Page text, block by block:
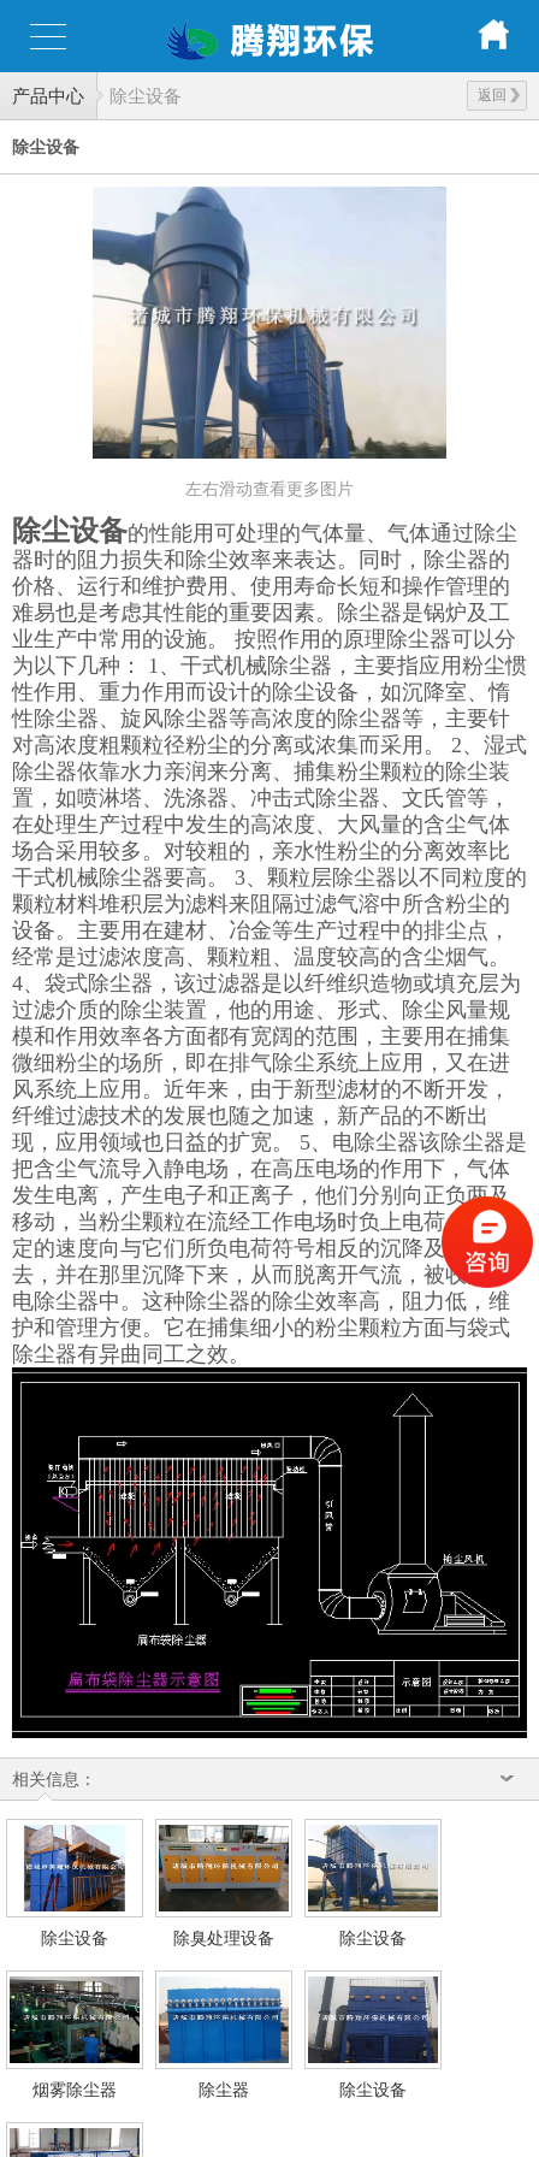
产品中心 返回
除尘设备
除尘设备
左右滑动查看更多图片
除尘设备的性能用可处理的气体量、气体通过除尘
器时的阻力损失和除尘效率来表达。同时，除尘器的
价格、运行和维护费用、使用寿命长短和操作管理的
难易也是考虑其性能的重要因素。除尘器是锅炉及工
业生产中常用的设施。 按照作用的原理除尘器可以分
为以下几种： 1、干式机械除尘器，主要指应用粉尘惯
性作用、重力作用而设计的除尘设备，如沉降室、惰
性除尘器、旋风除尘器等高浓度的除尘器等，主要针
对高浓度粗颗粒径粉尘的分离或浓集而采用。 2、湿式
除尘器依靠水力亲润来分离、捕集粉尘颗粒的除尘装
置，如喷淋塔、洗涤器、冲击式除尘器、文氏管等，
在处理生产过程中发生的高浓度、大风量的含尘气体
场合采用较多。对较粗的，亲水性粉尘的分离效率比
干式机械除尘器要高。 3、颗粒层除尘器以不同粒度的
颗粒材料堆积层为滤料来阻隔过滤气溶中所含粉尘的
设备。主要用在建材、冶金等生产过程中的排尘点，
经常是过滤浓度高、颗粒粗、温度较高的含尘烟气。
4、袋式除尘器，该过滤器是以纤维织造物或填充层为
过滤介质的除尘装置，他的用途、形式、除尘风量规
模和作用效率各方面都有宽阔的范围，主要用在捕集
微细粉尘的场所，即在排气除尘系统上应用，又在进
风系统上应用。近年来，由于新型滤材的不断开发，
纤维过滤技术的发展也随之加速，新产品的不断出
现，应用领域也日益的扩宽。 5、电除尘器该除尘器是
把含尘气流导入静电场，在高压电场的作用下，气体
发生电离，产生电子和正离子，他们分别向正负两及
移动，当粉尘颗粒在流经工作电场时负上电荷，以一
定的速度向与它们所负电荷符号相反的沉降及板移
去，并在那里沉降下来，从而脱离开气流，被收集于
电除尘器中。这种除尘器的除尘效率高，阻力低，维
护和管理方便。它在捕集细小的粉尘颗粒方面与袋式
除尘器有异曲同工之效。
相关信息：
除尘设备 除臭处理设备 除尘设备
烟雾除尘器 除尘器 除尘设备